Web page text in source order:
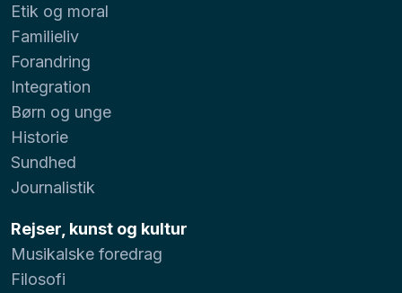
Etik og moral
Familieliv
Forandring
Integration
Børn og unge
Historie
Sundhed
Journalistik
Rejser, kunst og kultur
Musikalske foredrag
Filosofi